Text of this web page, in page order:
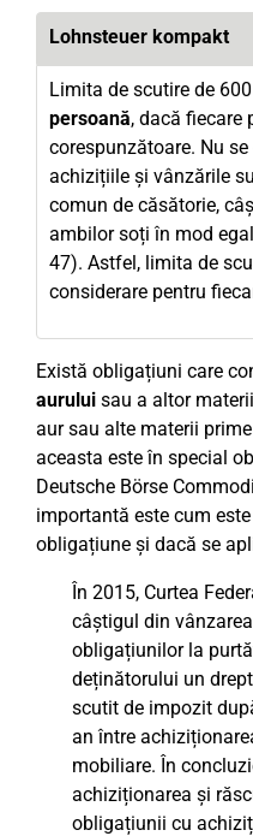
Lohnsteuer kompakt
Limita de scutire de
persoană, dacă fiecare
corespunzătoare. Nu
achizițiile și vânzările
comun de căsătorie,
ambilor soți în mod
47). Astfel, limita de
considerare pentru
Există obligațiuni care
aurului sau a altor
aur sau alte materii
aceasta este în special
Deutsche Börse
importantă este cum
obligațiune și dacă se
În 2015, Curtea
câștigul din
obligațiunilor la
deținătorului un
scutit de impozit
an între
mobiliare. În
achiziționarea și
obligațiunii cu